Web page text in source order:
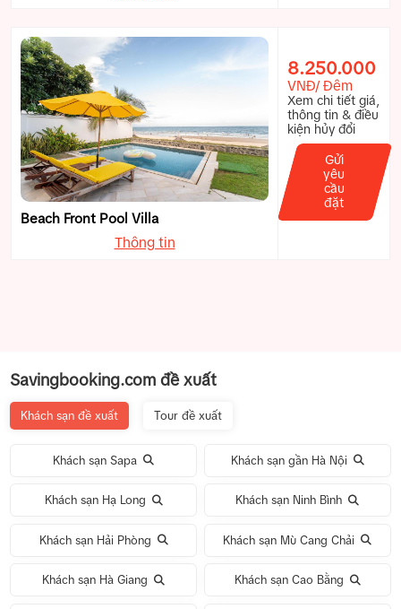
Beach Front Pool Villa
Thông tin
8.250.000
VNĐ/ Đêm
Xem chi tiết giá,
thông tin & điều
kiện hủy đổi
Gửi
yêu
cầu
đặt
Savingbooking.com đề xuất
Khách sạn đề xuất Tour đề xuất
Khách sạn Sapa Khách sạn gần Hà Nội
Khách sạn Hạ Long Khách sạn Ninh Bình
Khách sạn Hải Phòng Khách sạn Mù Cang Chải
Khách sạn Hà Giang Khách sạn Cao Bằng